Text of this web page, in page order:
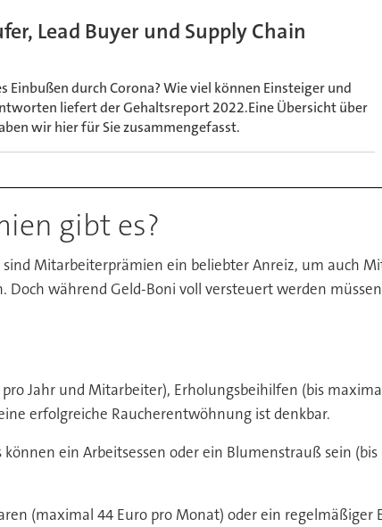
Lead Buyer und Supply Chain
Einbußen durch Corona? Wie viel können Einsteiger und
liefert der Gehaltsreport 2022.Eine Übersicht über
wir hier für Sie zusammengefasst.
gibt es?
Mitarbeiterprämien ein beliebter Anreiz, um auch
während Geld-Boni voll versteuert werden
Jahr und Mitarbeiter), Erholungsbeihilfen (bis
erfolgreiche Raucherentwöhnung ist denkbar.
ein Arbeitsessen oder ein Blumenstrauß sein (bis
(maximal 44 Euro pro Monat) oder ein regelmäßiger